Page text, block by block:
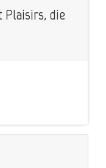
Plaisirs, die